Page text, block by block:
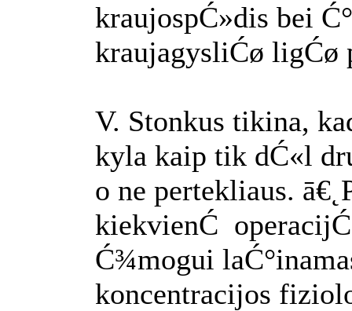
kraujospĆ»dis bei
kraujagysliĆø ligĆø
V. Stonkus tikina,
kyla kaip tik dĆ«l
o ne pertekliaus.
kiekvienĆ
Ć¾mogui
koncentracijos